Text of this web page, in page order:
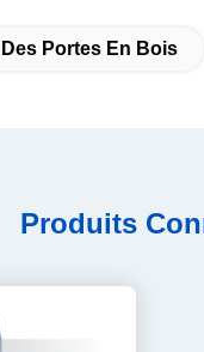
Portes En Bois
Produits